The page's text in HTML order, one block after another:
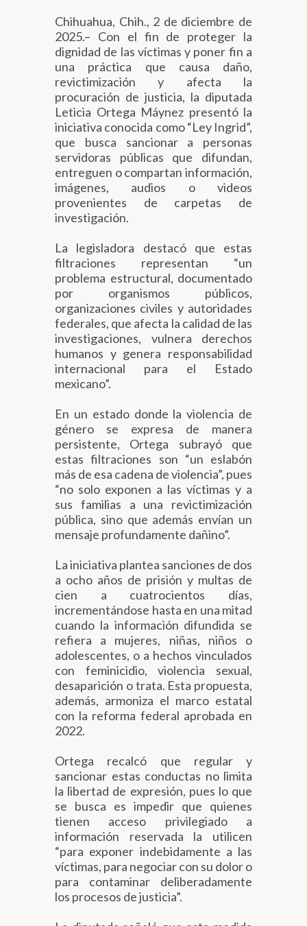
Chihuahua, Chih., 2 de diciembre de
2025.– Con el fin de proteger la
dignidad de las víctimas y poner fin a
una práctica que causa daño,
revictimización y afecta la
procuración de justicia, la diputada
Leticia Ortega Máynez presentó la
iniciativa conocida como “Ley Ingrid”,
que busca sancionar a personas
servidoras públicas que difundan,
entreguen o compartan información,
imágenes, audios o videos
provenientes de carpetas de
investigación.
La legisladora destacó que estas
filtraciones representan “un
problema estructural, documentado
por organismos públicos,
organizaciones civiles y autoridades
federales, que afecta la calidad de las
investigaciones, vulnera derechos
humanos y genera responsabilidad
internacional para el Estado
mexicano”.
En un estado donde la violencia de
género se expresa de manera
persistente, Ortega subrayó que
estas filtraciones son “un eslabón
más de esa cadena de violencia”, pues
“no solo exponen a las víctimas y a
sus familias a una revictimización
pública, sino que además envían un
mensaje profundamente dañino”.
La iniciativa plantea sanciones de dos
a ocho años de prisión y multas de
cien a cuatrocientos días,
incrementándose hasta en una mitad
cuando la información difundida se
refiera a mujeres, niñas, niños o
adolescentes, o a hechos vinculados
con feminicidio, violencia sexual,
desaparición o trata. Esta propuesta,
además, armoniza el marco estatal
con la reforma federal aprobada en
2022.
Ortega recalcó que regular y
sancionar estas conductas no limita
la libertad de expresión, pues lo que
se busca es impedir que quienes
tienen acceso privilegiado a
información reservada la utilicen
“para exponer indebidamente a las
víctimas, para negociar con su dolor o
para contaminar deliberadamente
los procesos de justicia”.